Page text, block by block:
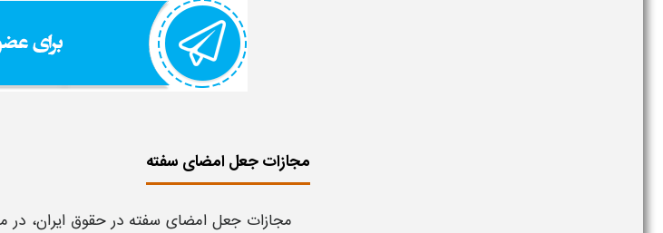
مجازات جعل امضای سفته
مجازات جعل امضای سفتهدر حقوق ایران، در ماده ۵۳۶